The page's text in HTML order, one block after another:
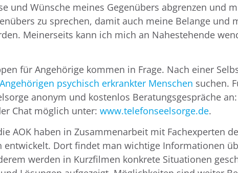
und Wünsche meines Gegenübers abgrenzen und
zu sprechen, damit auch meine Belange und
Meinerseits kann ich mich an Nahestehende
für Angehörige kommen in Frage. Nach einer
psychisch erkrankter Menschen suchen.
anonym und kostenlos Beratungsgespräche
Chat möglich unter: www.telefonseelsorge.de.
AOK haben in Zusammenarbeit mit Fachexperten
entwickelt. Dort findet man wichtige Informationen
werden in Kurzfilmen konkrete Situationen